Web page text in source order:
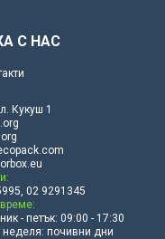
С НАС
Кукуш 1
02 9291345
- петък: 09:00 - 17:30
неделя: почивни дни